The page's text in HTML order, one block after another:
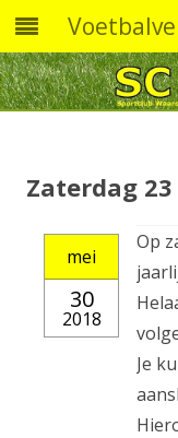
Zaterdag
mei
30
2018
Op
Je